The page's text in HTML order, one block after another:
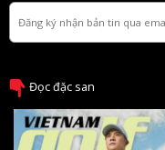
Đọc đặc san